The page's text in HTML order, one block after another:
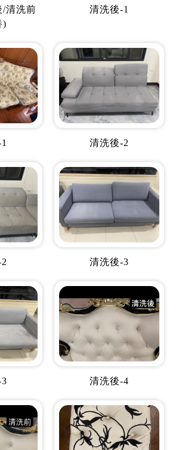
/清洗前
)
清洗後-1
清洗後-2
清洗後-3
清洗後-4